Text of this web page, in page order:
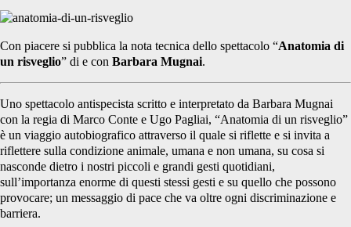
antispecista</span>
Con piacere si pubblica la nota tecnica dello spettacolo “Anatomia di
un risveglio” di e con Barbara Mugnai.
Uno spettacolo antispecista scritto e interpretato da Barbara Mugnai
con la regia di Marco Conte e Ugo Pagliai, “Anatomia di un risveglio”
è un viaggio autobiografico attraverso il quale si riflette e si invita a
riflettere sulla condizione animale, umana e non umana, su cosa si
nasconde dietro i nostri piccoli e grandi gesti quotidiani,
sull’importanza enorme di questi stessi gesti e su quello che possono
provocare; un messaggio di pace che va oltre ogni discriminazione e
barriera.